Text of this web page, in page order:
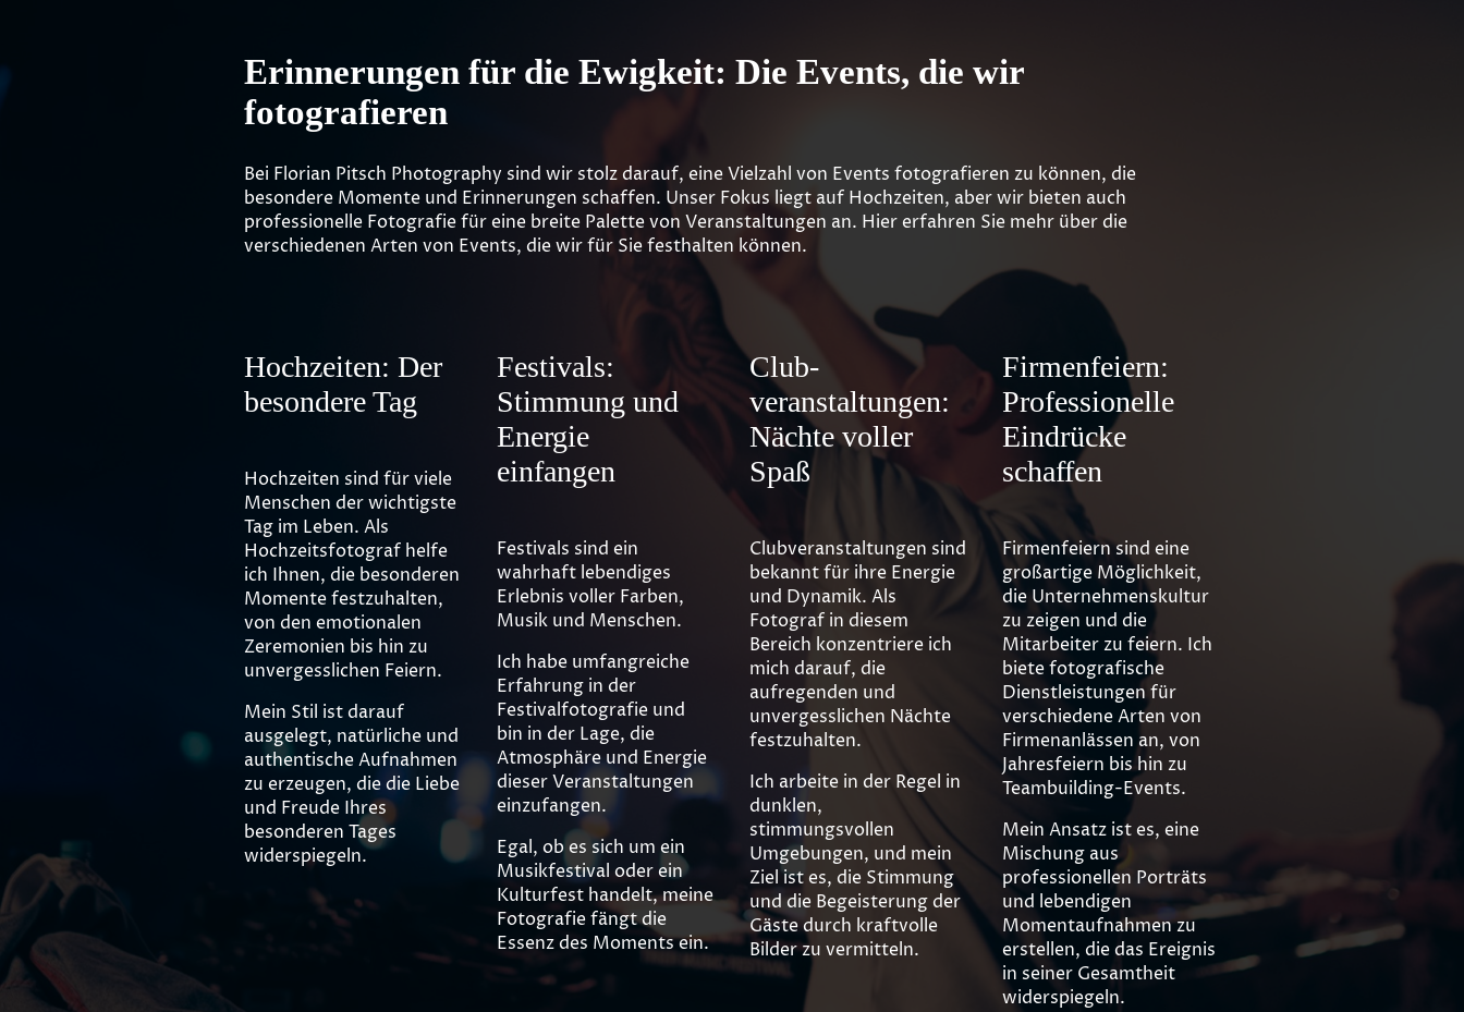
Erinnerungen für die Ewigkeit: Die Events, die wir
fotografieren
Bei Florian Pitsch Photography sind wir stolz darauf, eine Vielzahl von Events fotografieren zu können, die
besondere Momente und Erinnerungen schaffen. Unser Fokus liegt auf Hochzeiten, aber wir bieten auch
professionelle Fotografie für eine breite Palette von Veranstaltungen an. Hier erfahren Sie mehr über die
verschiedenen Arten von Events, die wir für Sie festhalten können.
Hochzeiten: Der
besondere Tag
Hochzeiten sind für viele
Menschen der wichtigste
Tag im Leben. Als
Hochzeitsfotograf helfe
ich Ihnen, die besonderen
Momente festzuhalten,
von den emotionalen
Zeremonien bis hin zu
unvergesslichen Feiern.
Mein Stil ist darauf
ausgelegt, natürliche und
authentische Aufnahmen
zu erzeugen, die die Liebe
und Freude Ihres
besonderen Tages
widerspiegeln.
Festivals:
Stimmung und
Energie
einfangen
Festivals sind ein
wahrhaft lebendiges
Erlebnis voller Farben,
Musik und Menschen.
Ich habe umfangreiche
Erfahrung in der
Festivalfotografie und
bin in der Lage, die
Atmosphäre und Energie
dieser Veranstaltungen
einzufangen.
Egal, ob es sich um ein
Musikfestival oder ein
Kulturfest handelt, meine
Fotografie fängt die
Essenz des Moments ein.
Club-
veranstaltungen:
Nächte voller
Spaß
Clubveranstaltungen sind
bekannt für ihre Energie
und Dynamik. Als
Fotograf in diesem
Bereich konzentriere ich
mich darauf, die
aufregenden und
unvergesslichen Nächte
festzuhalten.
Ich arbeite in der Regel in
dunklen,
stimmungsvollen
Umgebungen, und mein
Ziel ist es, die Stimmung
und die Begeisterung der
Gäste durch kraftvolle
Bilder zu vermitteln.
Firmenfeiern:
Professionelle
Eindrücke
schaffen
Firmenfeiern sind eine
großartige Möglichkeit,
die Unternehmenskultur
zu zeigen und die
Mitarbeiter zu feiern. Ich
biete fotografische
Dienstleistungen für
verschiedene Arten von
Firmenanlässen an, von
Jahresfeiern bis hin zu
Teambuilding-Events.
Mein Ansatz ist es, eine
Mischung aus
professionellen Porträts
und lebendigen
Momentaufnahmen zu
erstellen, die das Ereignis
in seiner Gesamtheit
widerspiegeln.